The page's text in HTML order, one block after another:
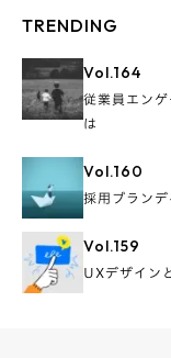
TRENDING
Vol.164
従業員エンゲ
は
Vol.160
採用ブラン
Vol.159
UXデザイン